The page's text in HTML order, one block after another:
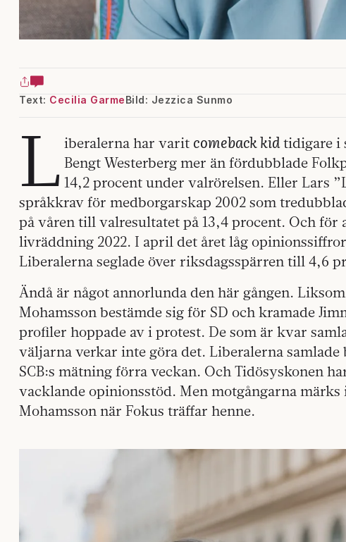
Text: Cecilia GarmeBild: Jezzica Sunmo
L iberalerna har varit comeback kidtidigare i
Bengt Westerberg mer än fördubblade
14,2 procent under valrörelsen. Eller Lars
språkkrav för medborgarskap 2002 som
på våren till valresultatet på 13,4 procent. Och för
livräddning 2022. I april det året låg
Liberalerna seglade över riksdagsspärren till 4,6
Ändå är något annorlunda den här gången.
Mohamsson bestämde sig för SD och kramade
profiler hoppade av i protest. De som är kvar
väljarna verkar inte göra det. Liberalerna samlade
SCB:s mätning förra veckan. Och Tidösyskonen
vacklande opinionsstöd. Men motgångarna
Mohamsson när Fokus träffar henne.